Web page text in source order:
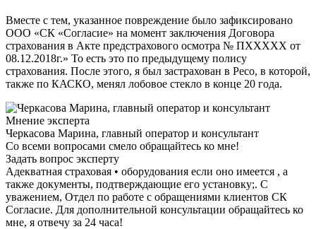
Вместе с тем, указанное повреждение было зафиксировано
ООО «СК «Согласие» на момент заключения Договора
страхования в Акте предстрахового осмотра № ПХХХХХ от
08.12.2018г.» То есть это по предыдущему полису
страхования. После этого, я был застрахован в Ресо, в которой,
также по КАСКО, менял лобовое стекло в конце 20 года.
Мнение эксперта
Черкасова Марина, главный оператор и консультант
Со всеми вопросами смело обращайтесь ко мне!
Задать вопрос эксперту
Адекватная страховая • оборудования если оно имеется , а
также документы, подтверждающие его установку;. С
уважением, Отдел по работе с обращениями клиентов СК
Согласие. Для дополнительной консультации обращайтесь ко
мне, я отвечу за 24 часа!